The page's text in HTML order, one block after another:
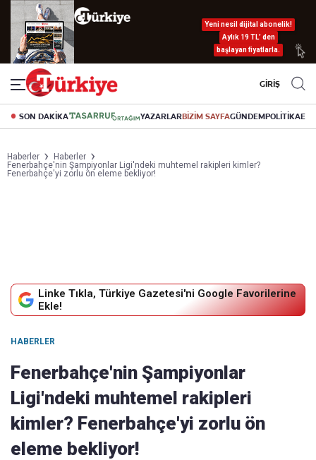
Yeni nesil dijital abonelik!
Aylık 19 TL’ den
başlayan fiyatlarla.
GİRİŞ
SON DAKİKA YAZARLARBİZİM SAYFAGÜNDEMPOLİTİKA
Haberler
Haberler
Fenerbahçe'nin Şampiyonlar Ligi'ndeki muhtemel rakipleri kimler?
Fenerbahçe'yi zorlu ön eleme bekliyor!
Linke Tıkla, Türkiye Gazetesi'ni Google Favorilerine
Ekle!
HABERLER
Fenerbahçe'nin Şampiyonlar
Ligi'ndeki muhtemel rakipleri
kimler? Fenerbahçe'yi zorlu ön
eleme bekliyor!